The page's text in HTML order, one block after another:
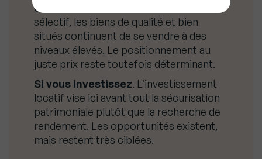
Si vous vendez
sélectif, les biens de qualité et bien
situés continuent de se vendre à des
niveaux élevés. Le positionnement au
juste prix reste toutefois déterminant.
Si vous investissez. L’investissement
locatif vise ici avant tout la sécurisation
patrimoniale plutôt que la recherche de
rendement. Les opportunités existent,
mais restent très ciblées.